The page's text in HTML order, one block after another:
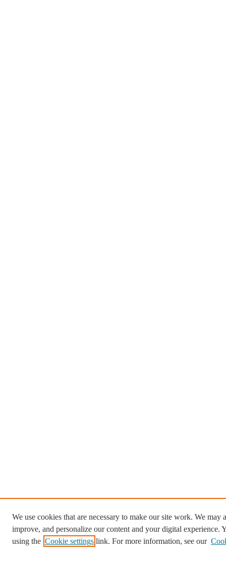
We use cookies that are necessary to make our site work. We may
improve, and personalize our content and your digital experience.
using the Cookie settings link. For more information, see our